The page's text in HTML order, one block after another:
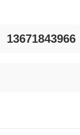
13671843966